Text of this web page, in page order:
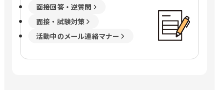
面接回答・逆質問
面接・試験対策
活動中のメール連絡マナー